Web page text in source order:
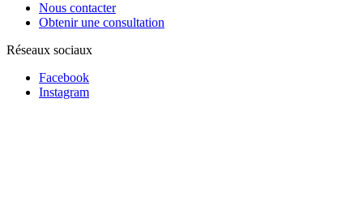
Nous contacter
Obtenir une consultation
Réseaux sociaux
Facebook
Instagram